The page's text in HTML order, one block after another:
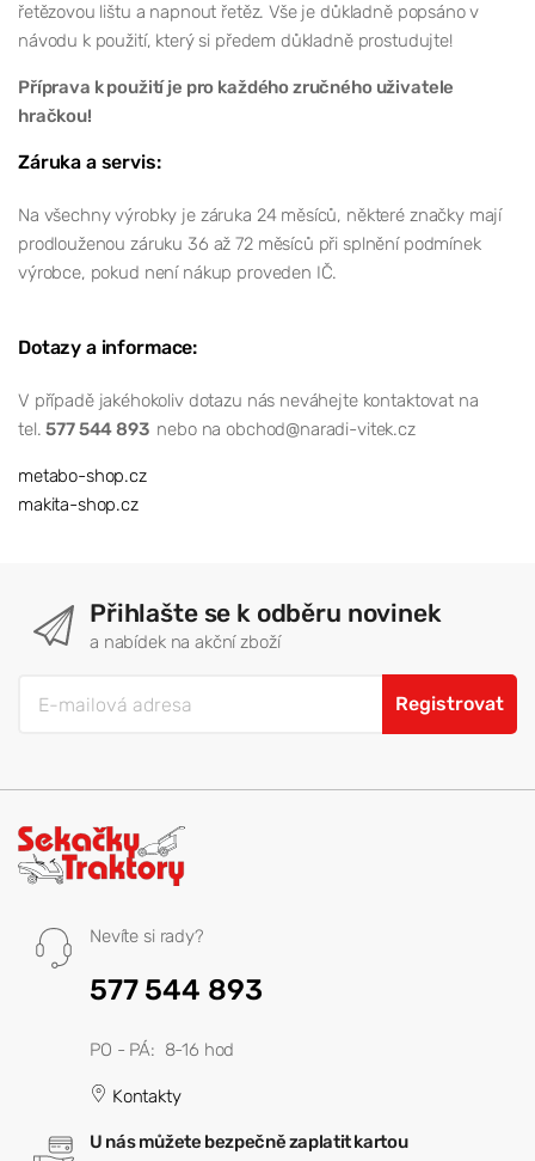
řetězovou lištu a napnout řetěz. Vše je důkladně popsáno v
návodu k použití, který si předem důkladně prostudujte!
Příprava k použití je pro každého zručného uživatele
hračkou!
Záruka a servis:
Na všechny výrobky je záruka 24 měsíců, některé značky mají
prodlouženou záruku 36 až 72 měsíců při splnění podmínek
výrobce, pokud není nákup proveden IČ.
Dotazy a informace:
V případě jakéhokoliv dotazu nás neváhejte kontaktovat na
tel.577 544 893 nebo na obchod@naradi-vitek.cz
metabo-shop.cz
makita-shop.cz
Přihlašte se k odběru novinek
a nabídek na akční zboží
Registrovat
Nevíte si rady?
577 544 893
PO - PÁ: 8-16 hod
Kontakty
U nás můžete bezpečně zaplatit kartou